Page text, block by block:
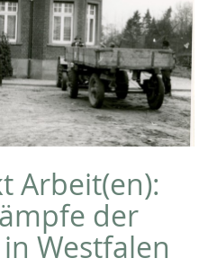
Arbeit(en):
der
Westfalen